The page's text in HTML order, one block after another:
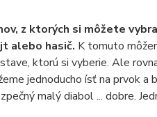
z ktorých si môžete
alebo hasič. K tomuto
ktorú si vyberie. Ale
jednoducho ísť na prvok
malý diabol ... dobre.